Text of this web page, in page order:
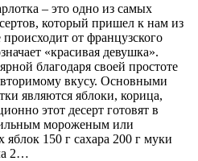
– это одно из самых
который пришел к нам из
от французского
«красивая девушка».
благодаря своей простоте
вкусу. Основными
являются яблоки, корица,
этот десерт готовят в
мороженым или
150 г сахара 200 г муки
2…